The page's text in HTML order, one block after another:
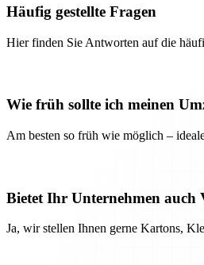
Häufig gestellte Fragen
Hier finden Sie Antworten auf die
Wie früh sollte ich meinen
Am besten so früh wie möglich –
Bietet Ihr Unternehmen auch
Ja, wir stellen Ihnen gerne Kartons,